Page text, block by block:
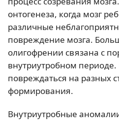
онтогенеза, когда мозг
различные
повреждение мозга.
олигофрении связана с
внутриутробном
повреждаться на разных
формирования.
Внутриутробные